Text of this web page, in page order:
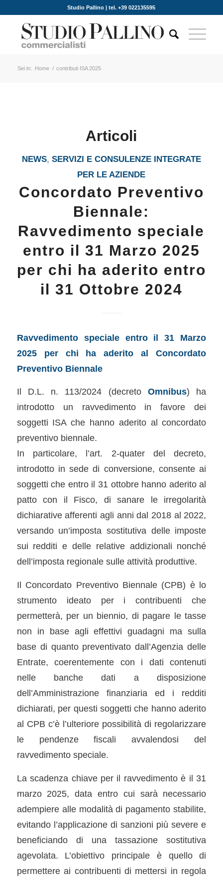
Studio Pallino | tel. +39 022135595
Sei in: Home / contributi ISA 2025
Articoli
NEWS, SERVIZI E CONSULENZE INTEGRATE
PER LE AZIENDE
Concordato Preventivo
Biennale:
Ravvedimento speciale
entro il 31 Marzo 2025
per chi ha aderito entro
il 31 Ottobre 2024
Ravvedimento speciale entro il 31 Marzo
2025 per chi ha aderito al Concordato
Preventivo Biennale
Il D.L. n. 113/2024 (decretoOmnibus) ha
introdotto un ravvedimento in favore dei
soggetti ISA che hanno aderito al concordato
preventivo biennale.
In particolare, l’art. 2-quater del decreto,
introdotto in sede di conversione, consente ai
soggetti che entro il 31 ottobre hanno aderito al
patto con il Fisco, di sanare le irregolarità
dichiarative afferenti agli anni dal 2018 al 2022,
versando un’imposta sostitutiva delle imposte
sui redditi e delle relative addizionali nonché
dell’imposta regionale sulle attività produttive.
Il Concordato Preventivo Biennale (CPB) è lo
strumento ideato per i contribuenti che
permetterà, per un biennio, di pagare le tasse
non in base agli effettivi guadagni ma sulla
base di quanto preventivato dall’Agenzia delle
Entrate, coerentemente con i dati contenuti
nelle banche dati a disposizione
dell’Amministrazione finanziaria ed i redditi
dichiarati, per questi soggetti che hanno aderito
al CPB c’è l’ulteriore possibilità di regolarizzare
le pendenze fiscali avvalendosi del
ravvedimento speciale.
La scadenza chiave per il ravvedimento è il 31
marzo 2025, data entro cui sarà necessario
adempiere alle modalità di pagamento stabilite,
evitando l’applicazione di sanzioni più severe e
beneficiando di una tassazione sostitutiva
agevolata. L’obiettivo principale è quello di
permettere ai contribuenti di mettersi in regola